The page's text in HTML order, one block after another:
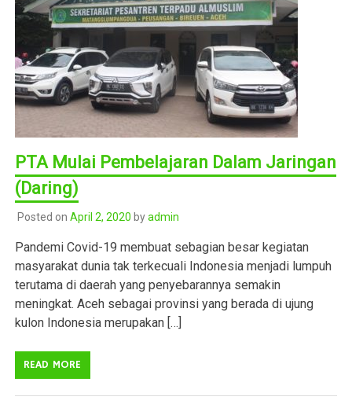
PTA Mulai Pembelajaran Dalam Jaringan
(Daring)
Posted on April 2, 2020 byadmin
Pandemi Covid-19 membuat sebagian besar kegiatan
masyarakat dunia tak terkecuali Indonesia menjadi lumpuh
terutama di daerah yang penyebarannya semakin
meningkat. Aceh sebagai provinsi yang berada di ujung
kulon Indonesia merupakan […]
READ MORE